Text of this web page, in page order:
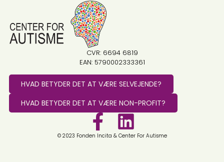
CVR: 6694 6819
EAN: 5790002333361
HVAD BETYDER DET AT VÆRE SELVEJENDE?
HVAD BETYDER DET AT VÆRE NON-PROFIT?
© 2023 Fonden Incita & Center For Autisme